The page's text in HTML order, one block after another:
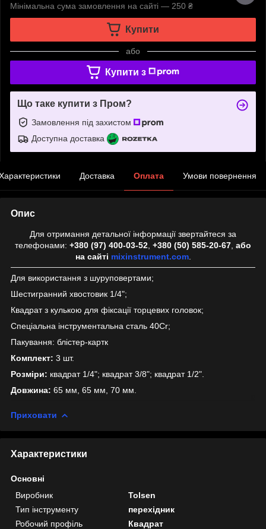
Мінімальна сума замовлення на сайті — 250 ₴
Купити
або
Купити з
Що таке купити з Пром?
Замовлення під захистом
Доступна доставка
Доставка Оплата Умови повернення
Опис
Для отримання детальної інформації звертайтеся за
телефонами: +380 (97) 400-03-52 +380 (50) 585-20-67 або
на сайті mixinstrument.com.
Для використання з шуруповертами;
Шестигранний хвостовик 1/4";
Квадрат з кулькою для фіксації торцевих головок;
Спеціальна інструментальна сталь 40Cr;
Пакування: блістер-картк
Комплект: 3 шт.
Розміри: квадрат 1/4"; квадрат 3/8"; квадрат 1/2".
Довжина: 65 мм, 65 мм, 70 мм.
Приховати
Характеристики
Основні
Виробник
Tolsen
Тип інструменту
перехідник
Робочий профіль
Квадрат